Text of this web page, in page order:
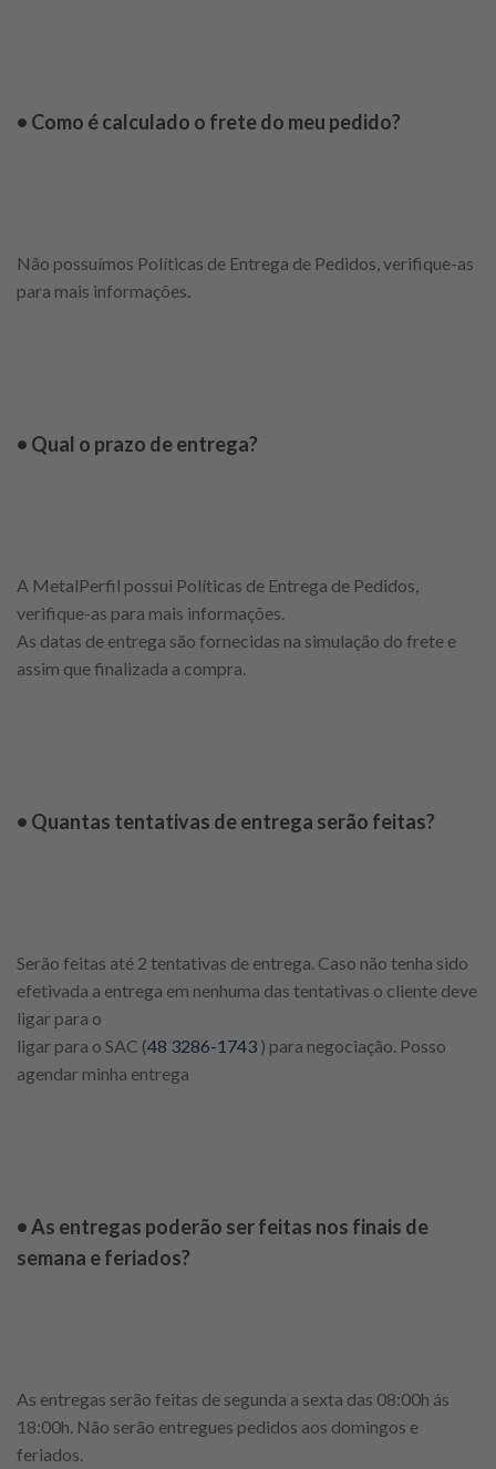
• Como é calculado o frete do meu pedido?
Não possuímos Políticas de Entrega de Pedidos, verifique-as
para mais informações.
• Qual o prazo de entrega?
A MetalPerfil possui Políticas de Entrega de Pedidos,
verifique-as para mais informações.
As datas de entrega são fornecidas na simulação do frete e
assim que finalizada a compra.
• Quantas tentativas de entrega serão feitas?
Serão feitas até 2 tentativas de entrega. Caso não tenha sido
efetivada a entrega em nenhuma das tentativas o cliente deve
ligar para o
ligar para o SAC (48 3286-1743 ) para negociação. Posso
agendar minha entrega
• As entregas poderão ser feitas nos finais de
semana e feriados?
As entregas serão feitas de segunda a sexta das 08:00h ás
18:00h. Não serão entregues pedidos aos domingos e
feriados.